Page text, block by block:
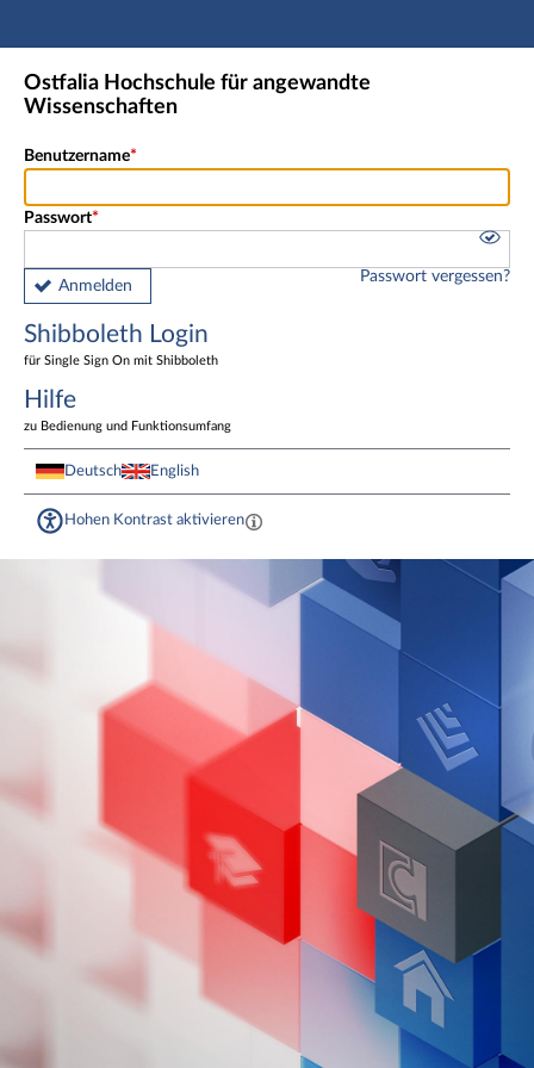
Hauptnavigation
Shibboleth Login
Ostfalia Hochschule für angewandte
Wissenschaften
Benutzername
Passwort
Anmelden
Passwort vergessen?
Shibboleth Login
für Single Sign On mit Shibboleth
Hilfe
zu Bedienung und Funktionsumfang
Deutsch English
Hohen Kontrast aktivieren